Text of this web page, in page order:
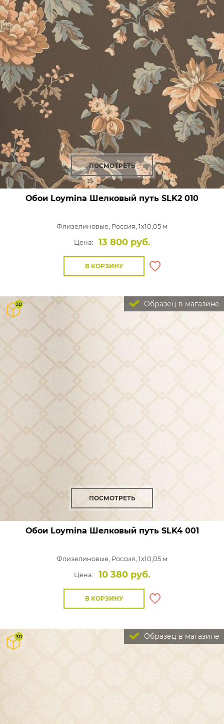
ПОСМОТРЕТЬ
Обои Loymina Шелковый путь SLK2 010
Флизелиновые, Россия, 1x10,05 м
Цена:
13 800 руб.
В КОРЗИНУ
Образец в магазине
ПОСМОТРЕТЬ
Обои Loymina Шелковый путьSLK4 001
Флизелиновые, Россия, 1x10,05 м
Цена:
10 380 руб.
В КОРЗИНУ
Образец в магазине